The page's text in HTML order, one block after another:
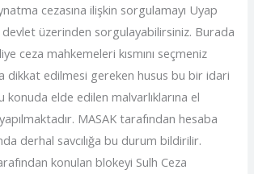
cezasına ilişkin sorgulamayı Uyap
üzerinden sorgulayabilirsiniz. Burada
ceza mahkemeleri kısmını seçmeniz
dikkat edilmesi gereken husus bu bir idari
konuda elde edilen malvarlıklarına el
MASAK tarafından hesaba
derhal savcılığa bu durum bildirilir.
konulan blokeyi Sulh Ceza